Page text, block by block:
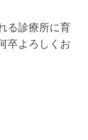
る診療所に育
卒よろしくお